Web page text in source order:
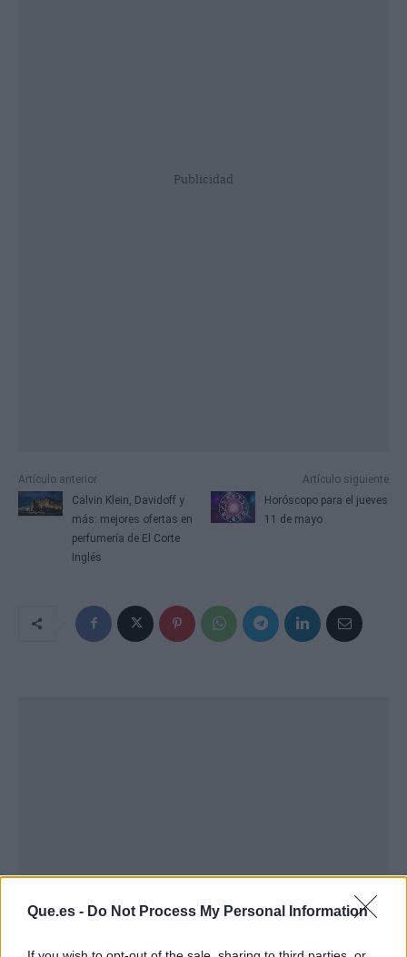
Que.es - Do Not Process My Personal Information
Publicidad
Artículo anterior
Calvin Klein, Davidoff y
más: mejores ofertas en
perfumería de El Corte
Inglés
Artículo siguiente
Horóscopo para el jueves
11 de mayo